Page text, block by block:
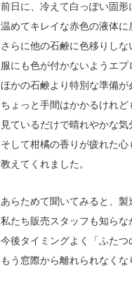
前日に、冷えて白っぽい固形
温めてキレイな赤色の液体に
さらに他の石鹸に色移りしな
服にも色が付かないようエ
ほかの石鹸より特別な準備が
ちょっと手間はかかるけれど
見ているだけで晴れやかな気
そして柑橘の香りが疲れた心
教えてくれました。
あらためて聞いてみると、製
私たち販売スタッフも知らな
今後タイミングよく「ふたつ
もう窓際から離れられなくな